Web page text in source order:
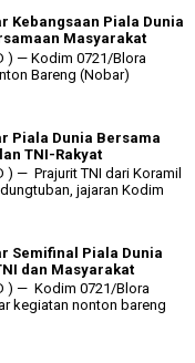
Kebangsaan Piala Dunia
Masyarakat
) — Kodim 0721/Blora
Bareng (Nobar)
Piala Dunia Bersama
TNI-Rakyat
) — Prajurit TNI dari Koramil
jajaran Kodim
Semifinal Piala Dunia
dan Masyarakat
) — Kodim 0721/Blora
kegiatan nonton bareng